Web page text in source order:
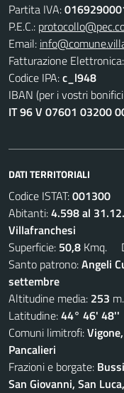
Partita IVA:
P.E.C.:
Email:
Fatturazione Elettronica:
Codice IPA:c_l948
IBAN (per i vostri
IT 96 V 07601 03200
DATI TERRITORIALI
Codice ISTAT:001300
Abitanti:4.598 al
Villafranchesi
Superficie: 50,8 Kmq.
Santo patrono:Angeli
settembre
Altitudine media: 253
Latitudine:44° 46' 48''
Comuni limitrofi:
Pancalieri
Frazioni e borgate:
San Giovanni, San